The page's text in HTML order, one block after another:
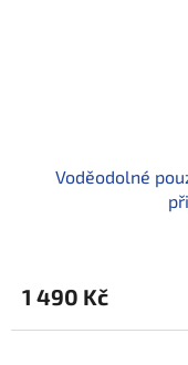
Voděodolné
1 490 Kč